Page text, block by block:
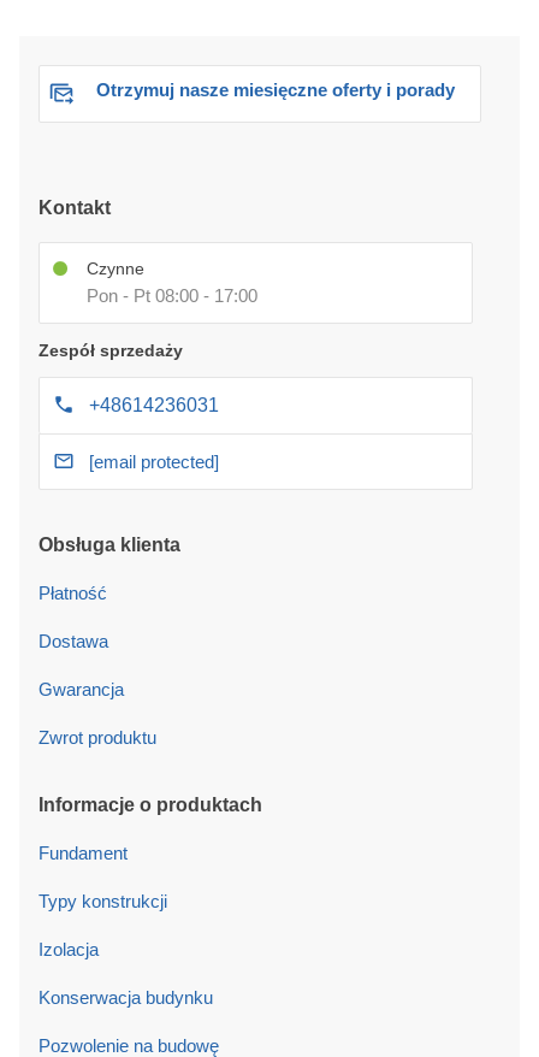
Otrzymuj nasze miesięczne oferty i porady
Kontakt
Czynne
Pon - Pt 08:00 - 17:00
Zespół sprzedaży
+48614236031
[email protected]
Obsługa klienta
Płatność
Dostawa
Gwarancja
Zwrot produktu
Informacje o produktach
Fundament
Typy konstrukcji
Izolacja
Konserwacja budynku
Pozwolenie na budowę